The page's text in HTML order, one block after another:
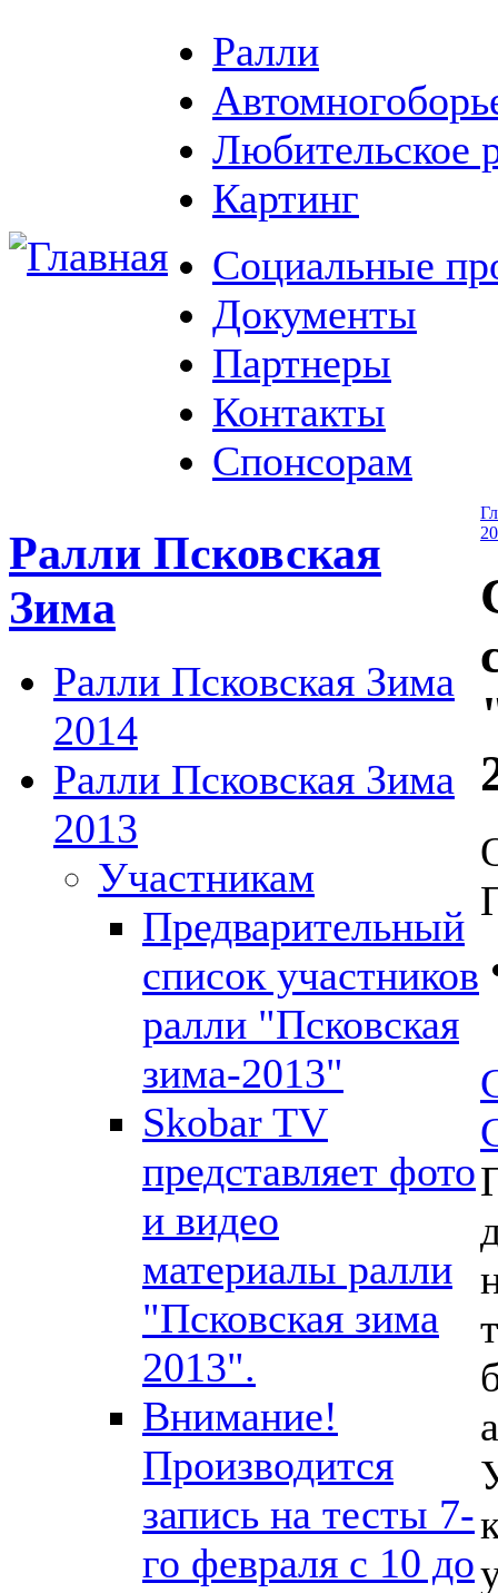
Ралли
Любительское
Картинг
Социальные
Документы
Партнеры
Контакты
Спонсорам
Ралли Псковская
Зима
Ралли Псковская Зима
2014
Ралли Псковская Зима
2013
Участникам
Предварительный
список участников
ралли "Псковская
зима-2013"
Skobar TV
представляет фото
и видео
материалы ралли
"Псковская зима
2013".
Внимание!
Производится
запись на тесты 7-
го февраля с 10 до